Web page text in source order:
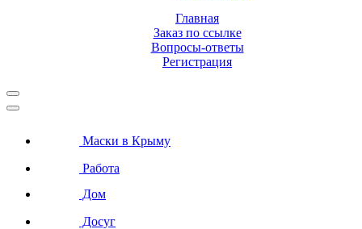
Главная
Заказ по ссылке
Вопросы-ответы
Регистрация
Маски в Крыму
Работа
Дом
Досуг